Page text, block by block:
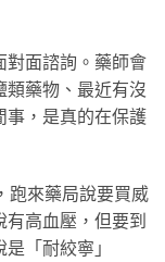
對面諮詢。藥師會
類藥物、最近有沒
事，是真的在保護
跑來藥局說要買威
有高血壓，但要到
「耐絞寧」